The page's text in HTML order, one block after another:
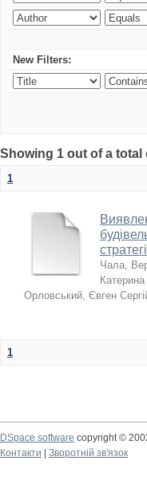
New Filters:
Showing 1 out of a total
1
Чала,
Орловський, Євген
1
DSpace software copyright ©
Контакти
Зворотній зв'язок